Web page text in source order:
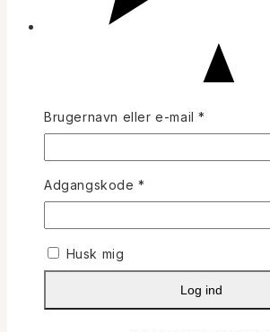
Brugernavn eller e-mail*
Adgangskode*
Husk mig
Log ind